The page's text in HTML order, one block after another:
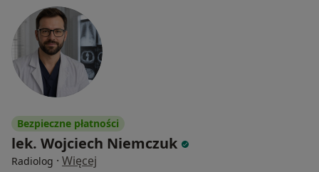
Bezpieczne płatności
lek. Wojciech Niemczuk
Radiolog · Więcej